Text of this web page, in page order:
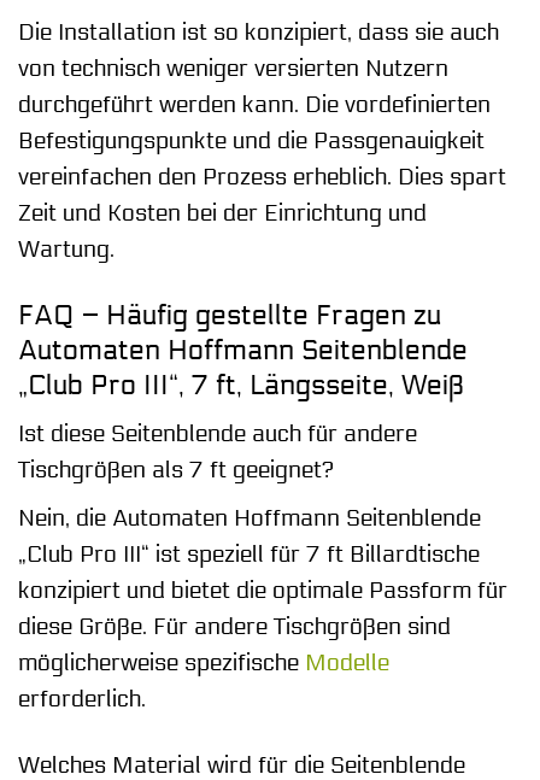
Die Installation ist so konzipiert, dass sie auch
von technisch weniger versierten Nutzern
durchgeführt werden kann. Die vordefinierten
Befestigungspunkte und die Passgenauigkeit
vereinfachen den Prozess erheblich. Dies spart
Zeit und Kosten bei der Einrichtung und
Wartung.
FAQ – Häufig gestellte Fragen zu
Automaten Hoffmann Seitenblende
„Club Pro III“, 7 ft, Längsseite, Weiß
Ist diese Seitenblende auch für andere
Tischgrößen als 7 ft geeignet?
Nein, die Automaten Hoffmann Seitenblende
„Club Pro III“ ist speziell für 7 ft Billardtische
konzipiert und bietet die optimale Passform für
diese Größe. Für andere Tischgrößen sind
möglicherweise spezifische Modelle
erforderlich.
Welches Material wird für die Seitenblende